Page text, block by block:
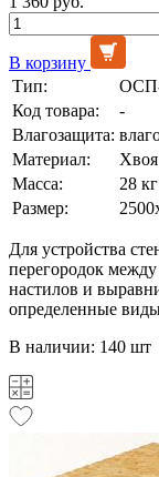
В корзину
Тип:
Код товара:
-
Влагозащита:
Материал:
Хвоя
Масса:
28 кг
Размер:
Для устройства
перегородок
настилов и
определенные
В наличии: 140 шт